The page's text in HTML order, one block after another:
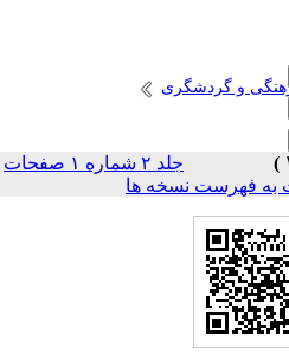
و گردشگری
جلد ۲ شماره ۱ صفحات
فهرست نسخه ها